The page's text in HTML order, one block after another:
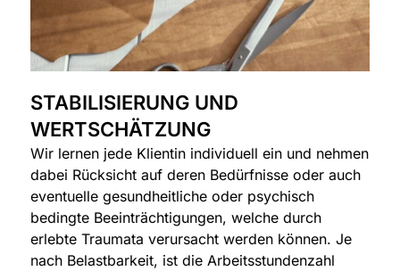
STABILISIERUNG UND
WERTSCHÄTZUNG
Wir lernen jede Klientin individuell ein und nehmen
dabei Rücksicht auf deren Bedürfnisse oder auch
eventuelle gesundheitliche oder psychisch
bedingte Beeinträchtigungen, welche durch
erlebte Traumata verursacht werden können. Je
nach Belastbarkeit, ist die Arbeitsstundenzahl